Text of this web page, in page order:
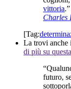
vittoria.”
Charles
[Tag:
La trovi anche
di più su
futuro,